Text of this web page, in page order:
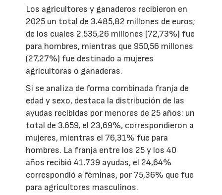
Los agricultores y ganaderos recibieron en
2025 un total de 3.485,82 millones de euros;
de los cuales 2.535,26 millones (72,73%) fue
para hombres, mientras que 950,56 millones
(27,27%) fue destinado a mujeres
agricultoras o ganaderas.
Si se analiza de forma combinada franja de
edad y sexo, destaca la distribución de las
ayudas recibidas por menores de 25 años: un
total de 3.659, el 23,69%, correspondieron a
mujeres, mientras el 76,31% fue para
hombres. La franja entre los 25 y los 40
años recibió 41.739 ayudas, el 24,64%
correspondió a féminas, por 75,36% que fue
para agricultores masculinos.